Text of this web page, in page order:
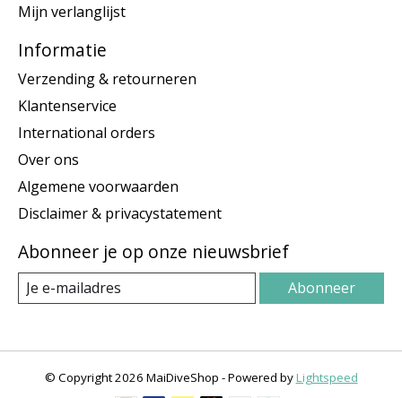
Mijn verlanglijst
Informatie
Verzending & retourneren
Klantenservice
International orders
Over ons
Algemene voorwaarden
Disclaimer & privacystatement
Abonneer je op onze nieuwsbrief
Abonneer
© Copyright 2026 MaiDiveShop - Powered byLightspeed